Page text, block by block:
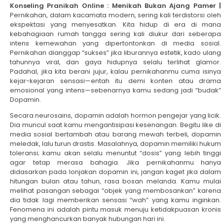
Konseling Pranikah Online : Menikah Bukan Ajang Pamer |
Pernikahan, dalam kacamata modern, sering kali terdistorsi oleh
ekspektasi yang menyesatkan. Kita hidup di era di mana
kebahagiaan rumah tangga sering kali diukur dari seberapa
intens kemewahan yang dipertontonkan di media sosial.
Pernikahan dianggap “sukses” jika liburannya estetik, kado ulang
tahunnya viral, dan gaya hidupnya selalu terlihat glamor.
Padahal, jika kita berani jujur, kalau pernikahanmu cuma isinya
kejar-kejaran sensasi—entah itu demi konten atau drama
emosional yang intens—sebenarnya kamu sedang jadi “budak”
Dopamin.
Secara neurosains, dopamin adalah hormon pengejar yang licik.
Dia muncul saat kamu mengantisipasi kesenangan. Begitu like di
media sosial bertambah atau barang mewah terbeli, dopamin
meledak, lalu turun drastis. Masalahnya, dopamin memiliki hukum
toleransi; kamu akan selalu menuntut “dosis” yang lebih tinggi
agar tetap merasa bahagia. Jika pernikahanmu hanya
didasarkan pada lonjakan dopamin ini, jangan kaget jika dalam
hitungan bulan atau tahun, rasa bosan melanda. Kamu mulai
melihat pasangan sebagai “objek yang membosankan” karena
dia tidak lagi memberikan sensasi “wah” yang kamu inginkan.
Fenomena ini adalah pintu masuk menuju ketidakpuasan kronis
yang menghancurkan banyak hubungan hari ini.